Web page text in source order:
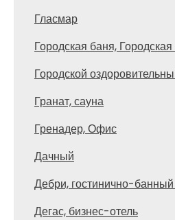
Гласмар
Городская баня,
Городской
Гранат, сауна
Гренадер, Офис
Дачный
Дебри, гостинично-
Дегас, бизнес-отель